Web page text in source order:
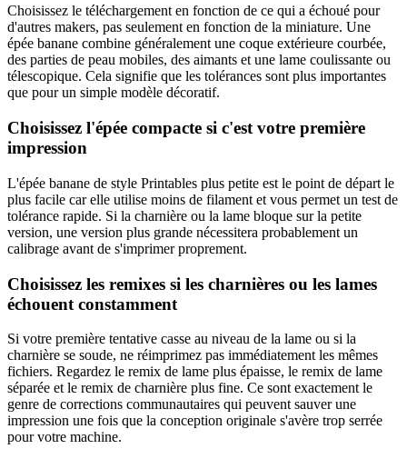
Choisissez le téléchargement en fonction de ce qui a échoué pour
d'autres makers, pas seulement en fonction de la miniature. Une
épée banane combine généralement une coque extérieure courbée,
des parties de peau mobiles, des aimants et une lame coulissante ou
télescopique. Cela signifie que les tolérances sont plus importantes
que pour un simple modèle décoratif.
Choisissez l'épée compacte si c'est votre première
impression
L'épée banane de style Printables plus petite est le point de départ le
plus facile car elle utilise moins de filament et vous permet un test de
tolérance rapide. Si la charnière ou la lame bloque sur la petite
version, une version plus grande nécessitera probablement un
calibrage avant de s'imprimer proprement.
Choisissez les remixes si les charnières ou les lames
échouent constamment
Si votre première tentative casse au niveau de la lame ou si la
charnière se soude, ne réimprimez pas immédiatement les mêmes
fichiers. Regardez le remix de lame plus épaisse, le remix de lame
séparée et le remix de charnière plus fine. Ce sont exactement le
genre de corrections communautaires qui peuvent sauver une
impression une fois que la conception originale s'avère trop serrée
pour votre machine.